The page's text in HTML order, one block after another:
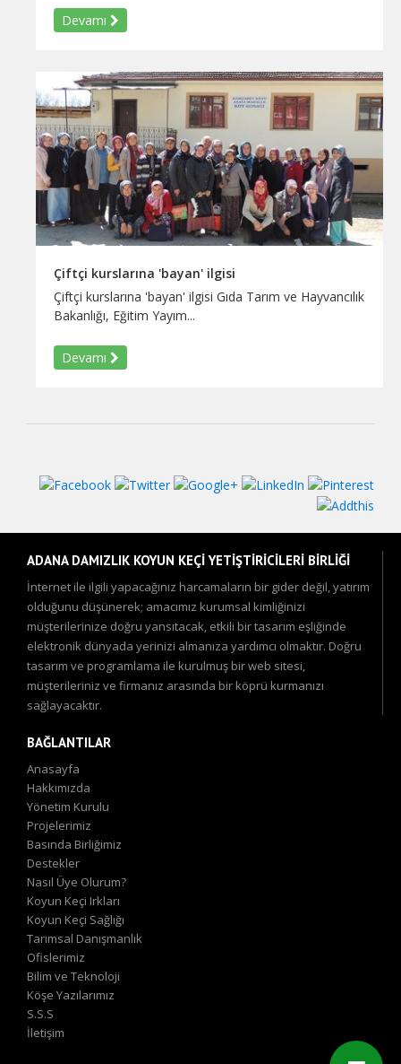
Devamı
Çiftçi kurslarına 'bayan' ilgisi
Çiftçi kurslarına 'bayan' ilgisi Gıda Tarım ve Hayvancılık
Bakanlığı, Eğitim Yayım...
Devamı
ADANA DAMIZLIK KOYUN KEÇİ YETİŞTİRİCİLERİ BİRLİĞİ
İnternet ile ilgili yapacağınız harcamaların bir gider değil, yatırım
olduğunu düşünerek; amacımız kurumsal kimliğinizi
müşterilerinize doğru yansıtacak, etkili bir tasarım eşliğinde
elektronik dünyada yerinizi almanıza yardımcı olmaktır. Doğru
tasarım ve programlama ile kurulmuş bir web sitesi,
müşterileriniz ve firmanız arasında bir köprü kurmanızı
sağlayacaktır.
BAĞLANTILAR
Anasayfa
Hakkımızda
Yönetim Kurulu
Projelerimiz
Basında Birliğimiz
Destekler
Nasıl Üye Olurum?
Koyun Keçi Irkları
Koyun Keçi Sağlığı
Tarımsal Danışmanlık
Ofislerimiz
Bilim ve Teknoloji
Köşe Yazılarımız
S.S.S
İletişim